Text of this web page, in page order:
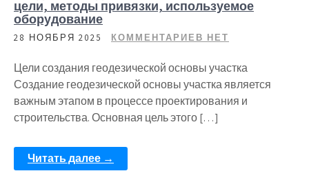
цели, методы привязки, используемое
оборудование
28 НОЯБРЯ 2025 КОММЕНТАРИЕВ НЕТ
Цели создания геодезической основы участка
Создание геодезической основы участка является
важным этапом в процессе проектирования и
строительства. Основная цель этого […]
Читать далее →